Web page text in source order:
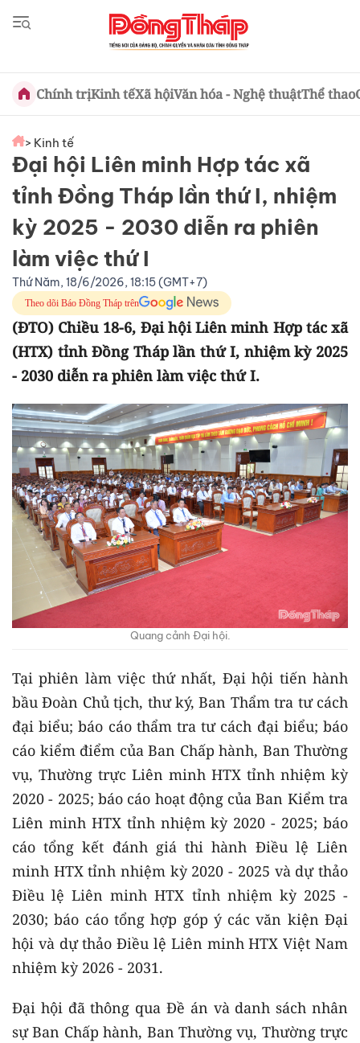
Chính trịKinh tếXã hộiVăn hóa - Nghệ thuậtThể thao
> Kinh tế
Đại hội Liên minh Hợp tác xã
tỉnh Đồng Tháp lần thứ I, nhiệm
kỳ 2025 - 2030 diễn ra phiên
làm việc thứ I
Thứ Năm, 18/6/2026, 18:15 (GMT+7)
Theo dõi Báo Đồng Tháp trên
(ĐTO) Chiều 18-6, Đại hội Liên minh Hợp tác xã
(HTX) tỉnh Đồng Tháp lần thứ I, nhiệm kỳ 2025
- 2030 diễn ra phiên làm việc thứ I.
Quang cảnh Đại hội.
Tại phiên làm việc thứ nhất, Đại hội tiến hành
bầu Đoàn Chủ tịch, thư ký, Ban Thẩm tra tư cách
đại biểu; báo cáo thẩm tra tư cách đại biểu; báo
cáo kiểm điểm của Ban Chấp hành, Ban Thường
vụ, Thường trực Liên minh HTX tỉnh nhiệm kỳ
2020 - 2025; báo cáo hoạt động của Ban Kiểm tra
Liên minh HTX tỉnh nhiệm kỳ 2020 - 2025; báo
cáo tổng kết đánh giá thi hành Điều lệ Liên
minh HTX tỉnh nhiệm kỳ 2020 - 2025 và dự thảo
Điều lệ Liên minh HTX tỉnh nhiệm kỳ 2025 -
2030; báo cáo tổng hợp góp ý các văn kiện Đại
hội và dự thảo Điều lệ Liên minh HTX Việt Nam
nhiệm kỳ 2026 - 2031.
Đại hội đã thông qua Đề án và danh sách nhân
sự Ban Chấp hành, Ban Thường vụ, Thường trực